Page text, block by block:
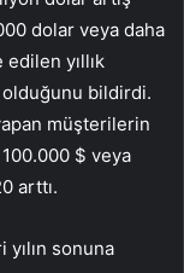
dolar veya daha
yıllık
olduğunu bildirdi.
müşterilerin
100.000 $ veya
arttı.
yılın sonuna